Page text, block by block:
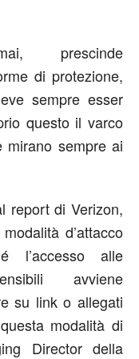
prescinde
di protezione,
sempre esser
questo il varco
mirano sempre ai
report di Verizon,
d’attacco
l’accesso alle
avviene
su link o allegati
modalità di
Director della